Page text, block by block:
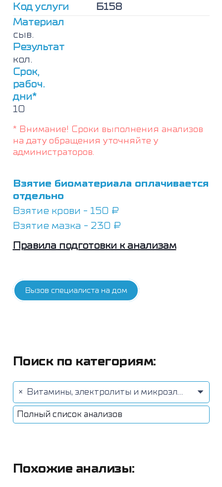
Код услуги
Б158
Материал
сыв.
Результат
кол.
Срок,
рабоч.
дни*
10
* Внимание! Сроки выполнения анализов
на дату обращения уточняйте у
администраторов.
Взятие биоматериала оплачивается
отдельно
Взятие крови - 150 ₽
Взятие мазка - 230 ₽
Правила подготовки к анализам
Вызов специалиста на дом
Поиск по категориям:
× Витамины, электролиты и микроэлементы (78)
Полный список анализов
Похожие анализы: